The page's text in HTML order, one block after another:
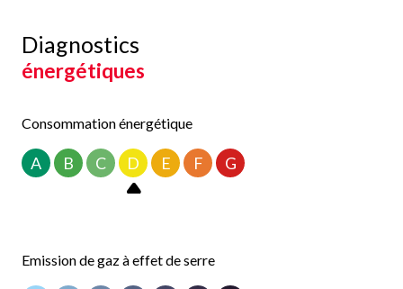
(chaudière). Les menuiseries en bois sont en double vitrage,
accompagnées de volets roulants électriques, garantissant
maintenant au 0325419191 pour organiser une visite.
Les informations sur les risques auxquels ce bien est
exposé sont disponibles sur le site Géorisques :
www.georisques.fr.
Diagnostics
énergétiques
Consommation énergétique
A B C D E F G
Emission de gaz à effet de serre